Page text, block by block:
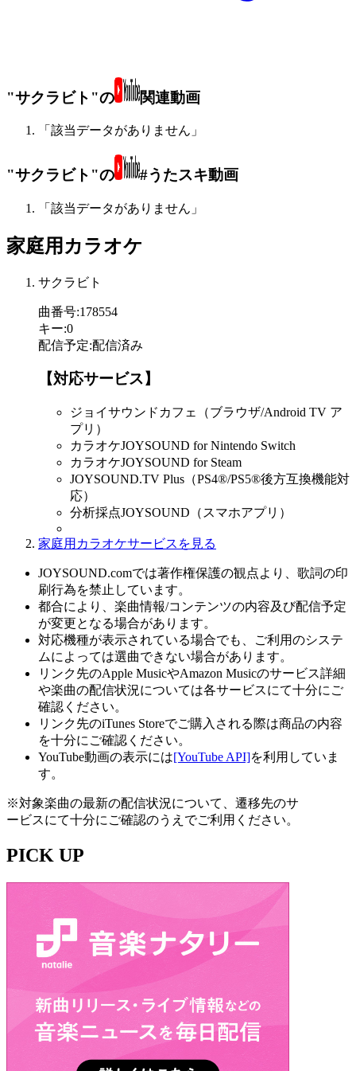
"サクラビト"の 関連動画
「該当データがありません」
"サクラビト"の #うたスキ動画
「該当データがありません」
家庭用カラオケ
サクラビト
曲番号:178554
キー:0
配信予定:配信済み
【対応サービス】
ジョイサウンドカフェ（ブラウザ/Android TV ア
プリ）
カラオケJOYSOUND for Nintendo Switch
カラオケJOYSOUND for Steam
JOYSOUND.TV Plus（PS4®/PS5®後方互換機能対
応）
分析採点JOYSOUND（スマホアプリ）
家庭用カラオケサービスを見る
JOYSOUND.comでは著作権保護の観点より、歌詞の印
刷行為を禁止しています。
都合により、楽曲情報/コンテンツの内容及び配信予定
が変更となる場合があります。
対応機種が表示されている場合でも、ご利用のシステ
ムによっては選曲できない場合があります。
リンク先のApple MusicやAmazon Musicのサービス詳細
や楽曲の配信状況については各サービスにて十分にご
確認ください。
リンク先のiTunes Storeでご購入される際は商品の内容
を十分にご確認ください。
YouTube動画の表示には[YouTube API]を利用していま
す。
※対象楽曲の最新の配信状況について、遷移先のサ
ービスにて十分にご確認のうえでご利用ください。
PICK UP